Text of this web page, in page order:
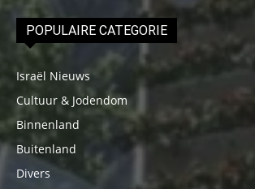
POPULAIRE CATEGORIE
Israël Nieuws
Cultuur & Jodendom
Binnenland
Buitenland
Divers